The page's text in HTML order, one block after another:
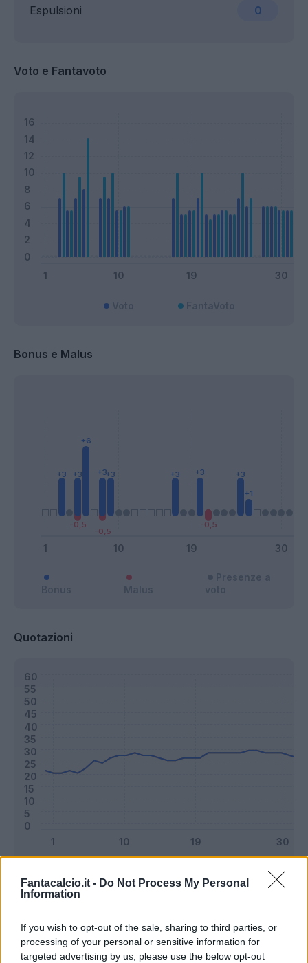
Fantacalcio.it - Do Not Process My Personal
Information
If you wish to opt-out of the sale, sharing to third parties, or
processing of your personal or sensitive information for
targeted advertising by us, please use the below opt-out
Espulsioni 0
Voto e Fantavoto
Bonus e Malus
Quotazioni
Riepilogo stagione
Titolare 21 - 55